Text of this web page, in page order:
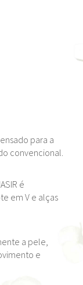
para a
convencional.
é
em V e alças
a pele,
e